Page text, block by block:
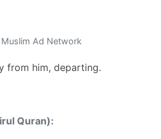
Ad Network
from him, departing.
Quran):